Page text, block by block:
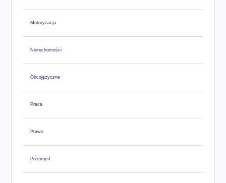
Motoryzacja
Nieruchomości
Obcojęzyczne
Praca
Prawo
Przemysł